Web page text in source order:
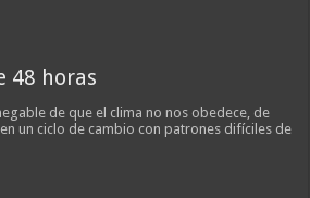
48 horas
de que el clima no nos obedece, de
un ciclo de cambio con patrones difíciles de